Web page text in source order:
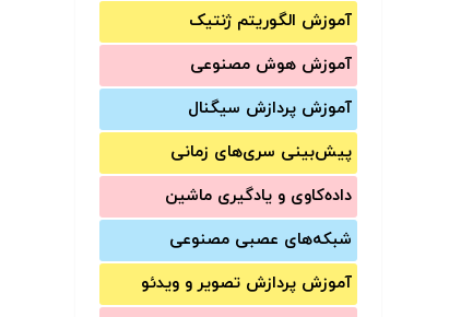
آموزش الگوریتم ژنتیک
آموزش‌ هوش مصنوعی
آموزش‌ پردازش سیگنال
پیش‌‌بینی سری‌‌های زمانی
داده‌کاوی و یادگیری ماشین
شبکه‌های عصبی مصنوعی
آموزش‌ پردازش تصویر و ویدئو